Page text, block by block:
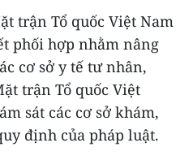
trận Tổ quốc Việt Nam
phối hợp nhằm nâng
cơ sở y tế tư nhân,
trận Tổ quốc Việt
sát các cơ sở khám,
định của pháp luật.